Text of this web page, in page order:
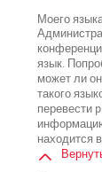
Моего
язык.
может ли
такого
перевести
находится